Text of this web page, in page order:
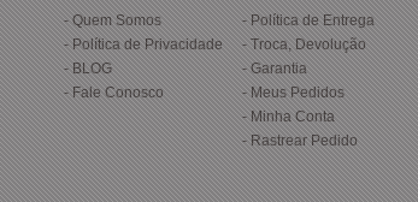
Quem Somos
Política de Privacidade
BLOG
Fale Conosco
Política de Entrega
Troca, Devolução
Garantia
Meus Pedidos
Minha Conta
Rastrear Pedido